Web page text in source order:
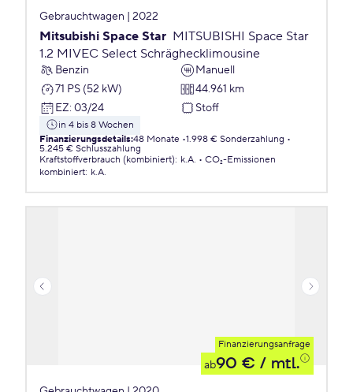
Gebrauchtwagen | 2022
Mitsubishi Space Star MITSUBISHI Space Star
1.2 MIVEC Select Schräghecklimousine
Benzin
Manuell
71 PS (52 kW)
44.961 km
EZ: 03/24 Stoff
in 4 bis 8 Wochen
Finanzierungsdetails:48 Monate 1.998 € Sonderzahlung
5.245 € Schlusszahlung
Kraftstoffverbrauch (kombiniert): k.A.
CO₂-Emissionen
kombiniert: k.A.
Finanzierungsanfrage
ab90 € / mtl.